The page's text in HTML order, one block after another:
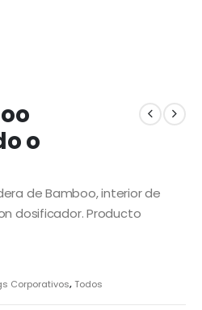
o
de Bamboo, interior de
dosificador. Producto
Corporativos,Todos